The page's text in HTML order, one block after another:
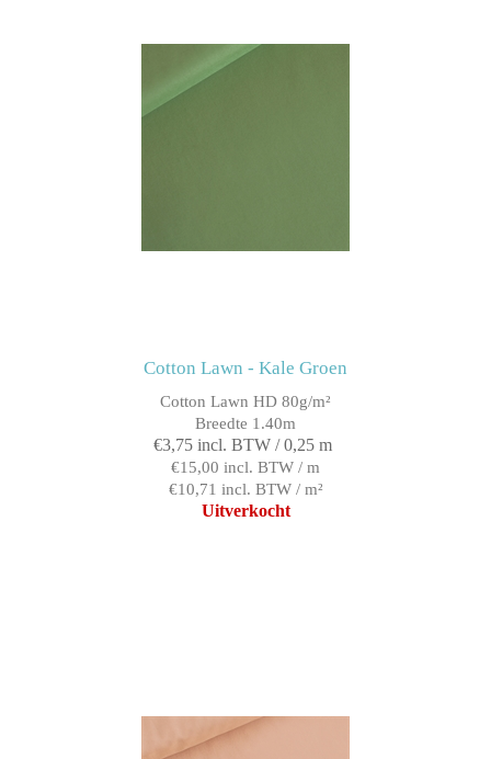
Cotton Lawn - Kale Groen
Cotton Lawn HD 80g/m²
Breedte 1.40m
€3,75 incl. BTW / 0,25 m
€15,00 incl. BTW / m
€10,71 incl. BTW / m²
Uitverkocht